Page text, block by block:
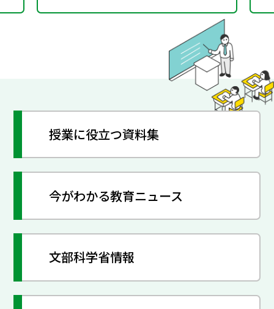
授業に役立つ資料集
今がわかる教育ニュース
文部科学省情報